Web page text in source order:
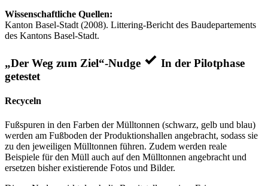
Wissenschaftliche Quellen:
Kanton Basel-Stadt (2008). Littering-Bericht des Baudepartements
des Kantons Basel-Stadt.
„Der Weg zum Ziel“-Nudge
In der Pilotphase
getestet
Recyceln
Fußspuren in den Farben der Mülltonnen (schwarz, gelb und blau)
werden am Fußboden der Produktionshallen angebracht, sodass sie
zu den jeweiligen Mülltonnen führen. Zudem werden reale
Beispiele für den Müll auch auf den Mülltonnen angebracht und
ersetzen bisher existierende Fotos und Bilder.